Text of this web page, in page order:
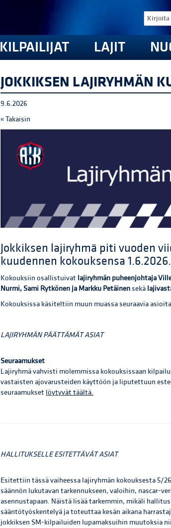
KILPAILIJAT LAJIT
JOKKIKSEN LAJIRYHMÄN
9.6.2026
« Takaisin
Jokkiksen lajiryhmä piti vuoden
kuudennen kokouksensa 1.6.2026.
Kokouksiin osallistuivat lajiryhmän puheenjohtaja
Nurmi, Sami Rytkönen ja Markku Petäinen sekä
Kokouksissa käsiteltiin muun muassa seuraavia
LAJIRYHMÄN PÄÄTTÄMÄT ASIAT
Seuraamukset
Lajiryhmä vahvisti molemmissa kokouksissaan
vastaisten ajovarusteiden käyttöön ja liputettuun
seuraamukset löytyvät täältä.
HALLITUKSELLE ESITETTÄVÄT ASIAT
Esitettiin tässä vaiheessa lajiryhmän kokouksesta
säännön lukutavan tarkennukseen, valoihin, nascar-
asennustapaan. Näistä lisää tarkemmin, mikäli
sääntötyöskentelyä ja toteuttaa kesän aikana
jokkiksen SM-kilpailuiden lupamaksuihin muutoksia